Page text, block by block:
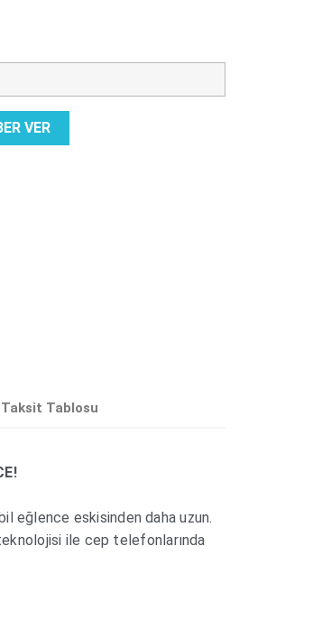
VER
Taksit Tablosu
eğlence eskisinden daha uzun.
ile cep telefonlarında